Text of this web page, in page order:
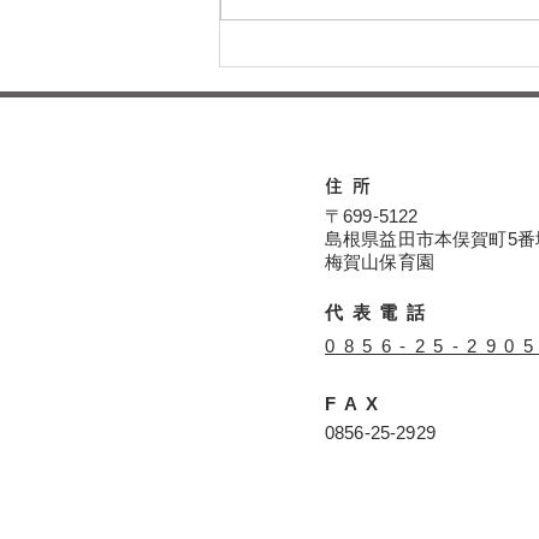
本日の給食メニュー(08/04)
ー梅賀山保育園 益田市保育
住所
〒699-5122
島根県益田市本俣賀町5番
​​梅賀山保育園
代表電話
​0856-25-2905
FAX
​0856-25-2929